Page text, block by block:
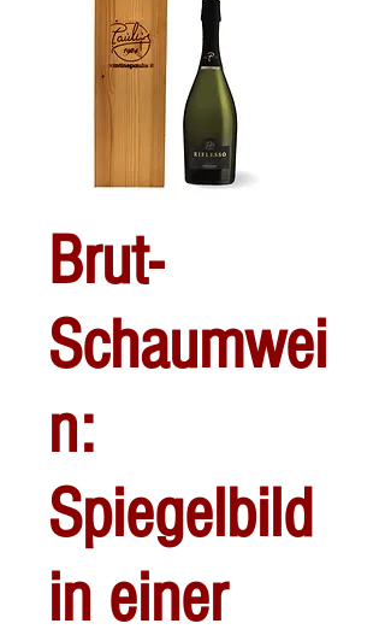
Brut-
Schaumwei
n:
Spiegelbild
in einer